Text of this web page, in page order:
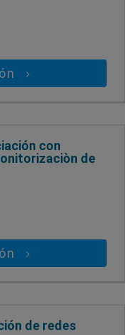
con
de
de redes